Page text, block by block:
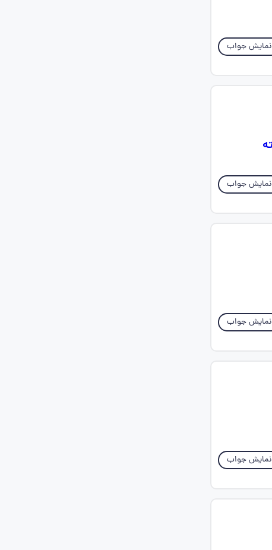
نمایش جواب
نمایش جواب
نمایش جواب
نمایش جواب